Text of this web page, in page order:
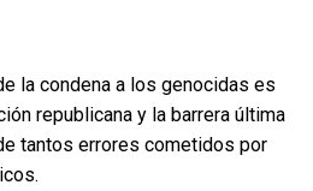
la condena a los genocidas es
republicana y la barrera última
tantos errores cometidos por